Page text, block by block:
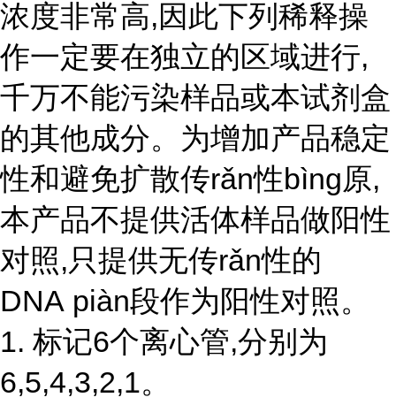
浓度非常高,因此下列稀释操
作一定要在独立的区域进行,
千万不能污染样品或本试剂盒
的其他成分。为增加产品稳定
性和避免扩散传rǎn性bìng原,
本产品不提供活体样品做阳性
对照,只提供无传rǎn性的
DNA piàn段作为阳性对照。
1. 标记6个离心管,分别为
6,5,4,3,2,1。